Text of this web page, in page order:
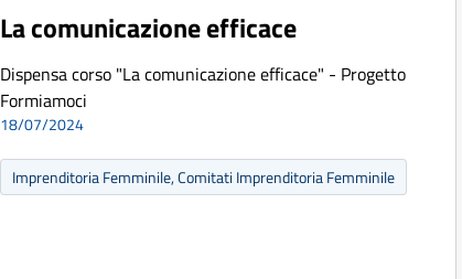
La comunicazione efficace
Dispensa corso "La comunicazione efficace" - Progetto
Formiamoci
18/07/2024
Imprenditoria Femminile, Comitati Imprenditoria Femminile